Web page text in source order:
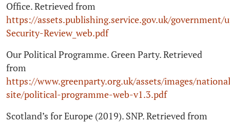
Office. Retrieved from
https://assets.publishing.service.gov.uk/
Security-Review_web.pdf
Our Political Programme. Green Party. Retrieved
from
https://www.greenparty.org.uk/assets/images/
site/political-programme-web-v1.3.pdf
Scotland’s for Europe (2019). SNP. Retrieved from